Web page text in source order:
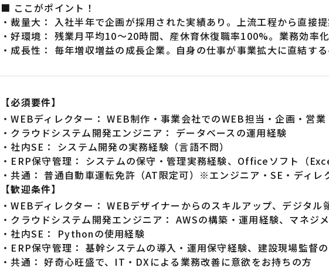
■ ここがポイント！
・裁量大： 入社半年で企画が採用された実績あり。上流工程から直接
・好環境： 残業月平均10〜20時間、産休育休復職率100%。業務効率
・成長性： 毎年増収増益の成長企業。自身の仕事が事業拡大に直結す
【必須要件】
・WEBディレクター： WEB制作・事業会社でのWEB担当・企画・営
・クラウドシステム開発エンジニア： データベースの運用経験
・社内SE： システム開発の実務経験（言語不問）
・ERP保守管理： システムの保守・管理実務経験、Officeソフト（
・共通： 普通自動車運転免許（AT限定可）※エンジニア・SE・ディレ
【歓迎条件】
・WEBディレクター： WEBデザイナーからのスキルアップ、デジタ
・クラウドシステム開発エンジニア： AWSの構築・運用経験、マネジ
・社内SE： Pythonの使用経験
・ERP保守管理： 基幹システムの導入・運用保守経験、建設現場監督
・共通： 好奇心旺盛で、IT・DXによる業務改善に意欲をお持ちの方